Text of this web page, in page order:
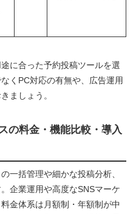
に合った予約投稿ツールを選
くPC対応の有無や、広告運用
ましょう。
の料金・機能比較・導入
一括管理や細かな投稿分析、
企業運用や高度なSNSマーケ
金体系は月額制・年額制が中